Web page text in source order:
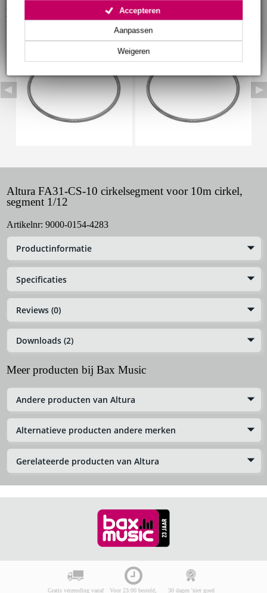
Weigeren
Aanpassen
Accepteren
Bekijk ook eens (10)
Altura FA31-CS-10 cirkelsegment voor 10m cirkel,
segment 1/12
Artikelnr: 9000-0154-4283
Productinformatie
Specificaties
Reviews (0)
Downloads (2)
Meer producten bij Bax Music
Andere producten van Altura
Alternatieve producten andere merken
Gerelateerde producten van Altura
Gratis verzending vanaf Voor 23:00 besteld, 30 dagen 'niet goed